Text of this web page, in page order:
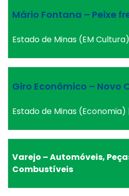
Mário Fontana – Peixe
Estado de Minas (EM
Giro Econômico – Novo
Estado de Minas (Economia)
Varejo – Automóveis,
Combustíveis